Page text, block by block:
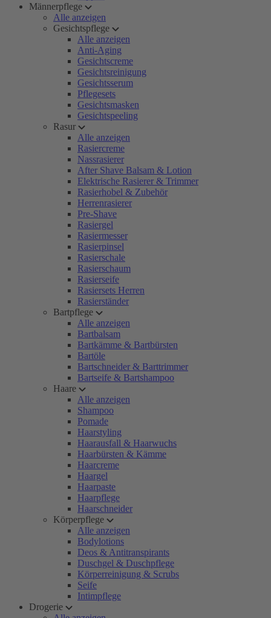
Männerpflege
Alle anzeigen
Gesichtspflege
Alle anzeigen
Anti-Aging
Gesichtscreme
Gesichtsreinigung
Gesichtsserum
Pflegesets
Gesichtsmasken
Gesichtspeeling
Rasur
Alle anzeigen
Rasiercreme
Nassrasierer
After Shave Balsam & Lotion
Elektrische Rasierer & Trimmer
Rasierhobel & Zubehör
Herrenrasierer
Pre-Shave
Rasiergel
Rasiermesser
Rasierpinsel
Rasierschale
Rasierschaum
Rasierseife
Rasiersets Herren
Rasierständer
Bartpflege
Alle anzeigen
Bartbalsam
Bartkämme & Bartbürsten
Bartöle
Bartschneider & Barttrimmer
Bartseife & Bartshampoo
Haare
Alle anzeigen
Shampoo
Pomade
Haarstyling
Haarausfall & Haarwuchs
Haarbürsten & Kämme
Haarcreme
Haargel
Haarpaste
Haarpflege
Haarschneider
Körperpflege
Alle anzeigen
Bodylotions
Deos & Antitranspirants
Duschgel & Duschpflege
Körperreinigung & Scrubs
Seife
Intimpflege
Drogerie